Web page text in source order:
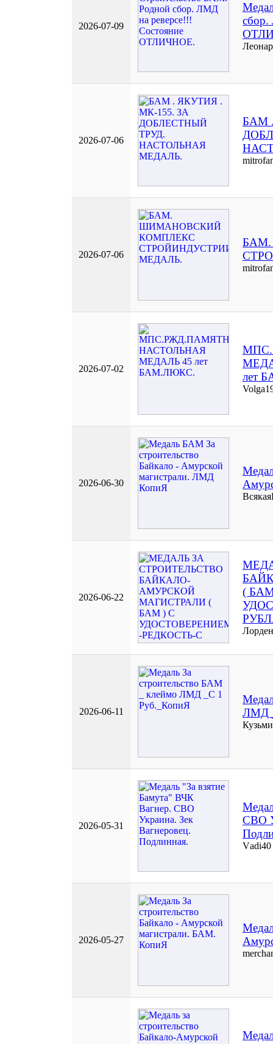
2026-07-09
сбор.
2026-07-06
БАМ
2026-07-06
2026-07-02
лет
2026-06-30
2026-06-22
(
Лорден
2026-06-11
ЛМД
2026-05-31
СВО
Vаdi40
2026-05-27